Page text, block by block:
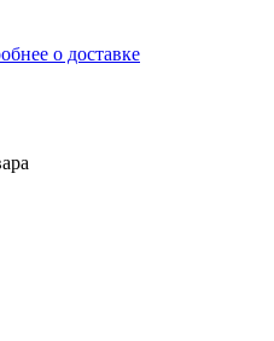
о доставке